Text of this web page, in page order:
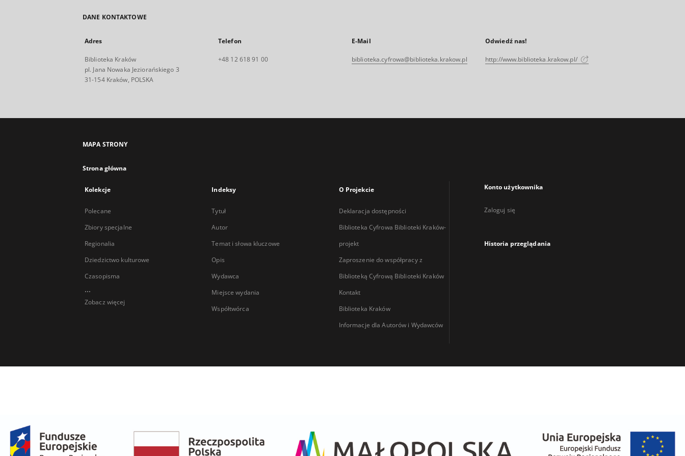
DANE KONTAKTOWE
Adres
Biblioteka Kraków
pl. Jana Nowaka Jeziorańskiego 3
31-154 Kraków, POLSKA
Telefon
+48 12 618 91 00
E-Mail
biblioteka.cyfrowa@biblioteka.krakow.pl
Odwiedź nas!
http://www.biblioteka.krakow.pl/
MAPA STRONY
Strona główna
Kolekcje
Polecane
Zbiory specjalne
Regionalia
Dziedzictwo kulturowe
Czasopisma
...
Zobacz więcej
Indeksy
Tytuł
Autor
Temat i słowa kluczowe
Opis
Wydawca
Miejsce wydania
Współtwórca
O Projekcie
Deklaracja dostępności
Biblioteka Cyfrowa Biblioteki Kraków-
projekt
Zaproszenie do współpracy z
Biblioteką Cyfrową Biblioteki Kraków
Kontakt
Biblioteka Kraków
Informacje dla Autorów i Wydawców
Konto użytkownika
Zaloguj się
Historia przeglądania